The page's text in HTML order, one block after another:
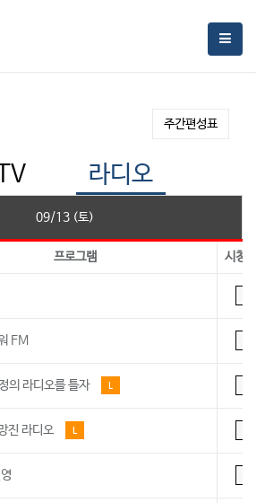
라디오
주간편성표
09/13 (토)
프로그램 시청등
FM
의 라디오를 틀자 L
진 라디오 L